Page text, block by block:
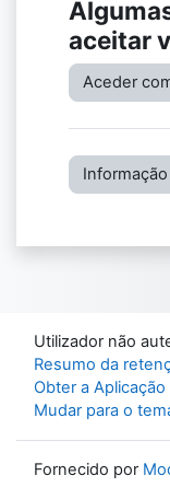
aceitar
Aceder
Utilizador não
Resumo da
Obter a
Mudar para o
Fornecido por